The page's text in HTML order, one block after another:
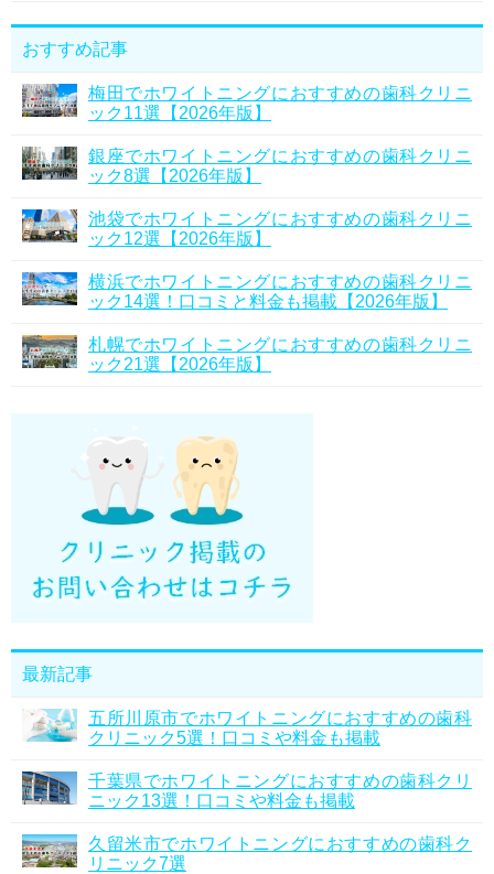
おすすめ記事
梅田でホワイトニングにおすすめの歯科クリニ
ック11選【2026年版】
銀座でホワイトニングにおすすめの歯科クリニ
ック8選【2026年版】
池袋でホワイトニングにおすすめの歯科クリニ
ック12選【2026年版】
横浜でホワイトニングにおすすめの歯科クリニ
ック14選！口コミと料金も掲載【2026年版】
札幌でホワイトニングにおすすめの歯科クリニ
ック21選【2026年版】
最新記事
五所川原市でホワイトニングにおすすめの歯科
クリニック5選！口コミや料金も掲載
千葉県でホワイトニングにおすすめの歯科クリ
ニック13選！口コミや料金も掲載
久留米市でホワイトニングにおすすめの歯科ク
リニック7選